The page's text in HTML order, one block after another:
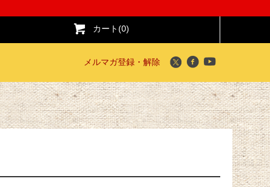
カート(0)
メルマガ登録・解除